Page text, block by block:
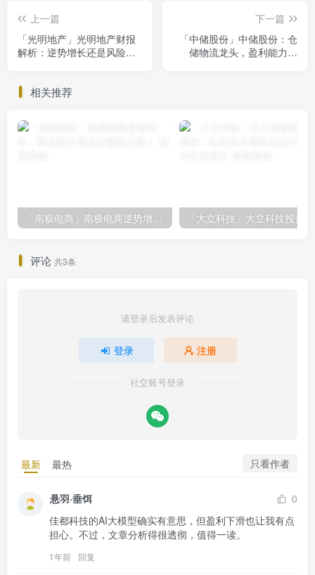
上一篇
「光明地产」光明地产财报
解析：逆势增长还是风险隐
下一篇
「中储股份」中储股份：仓
储物流龙头，盈利能力下
相关推荐
「南极电商」南极电商逆势增长，股价飙升背后的秘密武器！
评论 共3条
请登录后发表评论
登录 注册
社交账号登录
最新 最热 只看作者
悬羽·垂饵
0
佳都科技的AI大模型确实有意思，但盈利下滑也让我有点
担心。不过，文章分析得很透彻，值得一读。
1年前 回复